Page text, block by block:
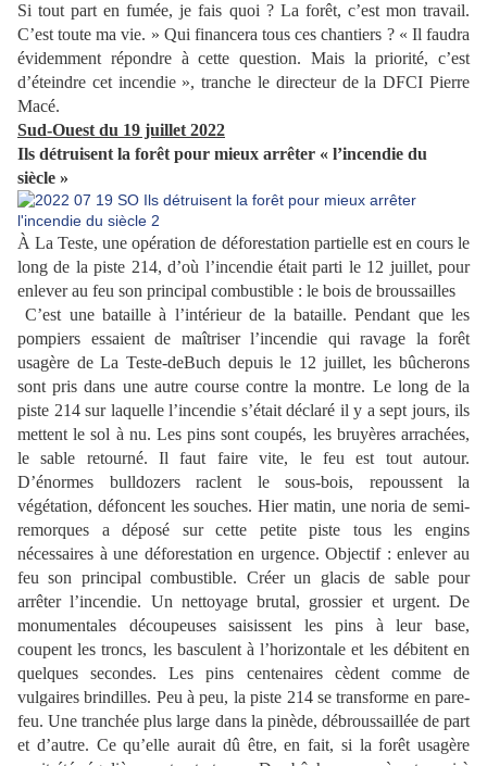
Si tout part en fumée, je fais quoi ? La forêt, c’est mon travail.
C’est toute ma vie. » Qui financera tous ces chantiers ? « Il faudra
évidemment répondre à cette question. Mais la priorité, c’est
d’éteindre cet incendie », tranche le directeur de la DFCI Pierre
Macé.
Sud-Ouest du 19 juillet 2022
Ils détruisent la forêt pour mieux arrêter « l’incendie du
siècle »
À La Teste, une opération de déforestation partielle est en cours le
long de la piste 214, d’où l’incendie était parti le 12 juillet, pour
enlever au feu son principal combustible : le bois de broussailles
C’est une bataille à l’intérieur de la bataille. Pendant que les
pompiers essaient de maîtriser l’incendie qui ravage la forêt
usagère de La Teste-deBuch depuis le 12 juillet, les bûcherons
sont pris dans une autre course contre la montre. Le long de la
piste 214 sur laquelle l’incendie s’était déclaré il y a sept jours, ils
mettent le sol à nu. Les pins sont coupés, les bruyères arrachées,
le sable retourné. Il faut faire vite, le feu est tout autour.
D’énormes bulldozers raclent le sous-bois, repoussent la
végétation, défoncent les souches. Hier matin, une noria de semi-
remorques a déposé sur cette petite piste tous les engins
nécessaires à une déforestation en urgence. Objectif : enlever au
feu son principal combustible. Créer un glacis de sable pour
arrêter l’incendie. Un nettoyage brutal, grossier et urgent. De
monumentales découpeuses saisissent les pins à leur base,
coupent les troncs, les basculent à l’horizontale et les débitent en
quelques secondes. Les pins centenaires cèdent comme de
vulgaires brindilles. Peu à peu, la piste 214 se transforme en pare-
feu. Une tranchée plus large dans la pinède, débroussaillée de part
et d’autre. Ce qu’elle aurait dû être, en fait, si la forêt usagère